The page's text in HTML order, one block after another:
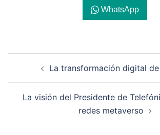
WhatsApp
La transformación digital
La visión del Presidente de
redes metaverso